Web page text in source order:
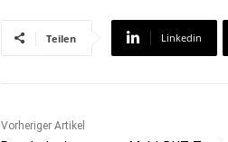
Teilen Linkedin
Vorheriger Artikel